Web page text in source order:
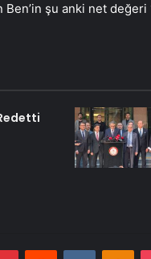
şu anki net
PinterestReddit VKontakte